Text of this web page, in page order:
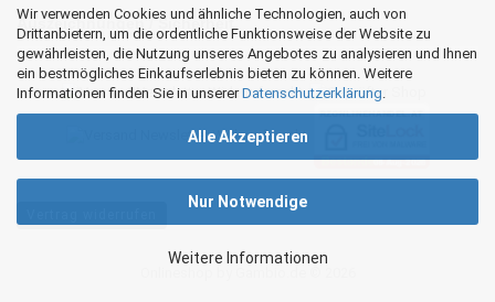
Wir verwenden Cookies und ähnliche Technologien, auch von
Drittanbietern, um die ordentliche Funktionsweise der Website zu
gewährleisten, die Nutzung unseres Angebotes zu analysieren und Ihnen
ein bestmögliches Einkaufserlebnis bieten zu können. Weitere
Informationen finden Sie in unsererDatenschutzerklärung
Alle Akzeptieren
Nur Notwendige
Weitere Informationen
Auszeichnungen /Sicherheit